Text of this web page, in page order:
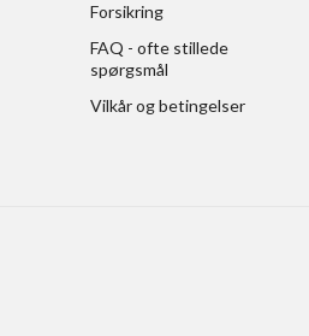
Forsikring
FAQ - ofte stillede
spørgsmål
Vilkår og betingelser